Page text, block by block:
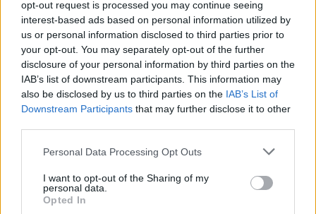
opt-out request is processed you may continue seeing
interest-based ads based on personal information utilized by
us or personal information disclosed to third parties prior to
your opt-out. You may separately opt-out of the further
disclosure of your personal information by third parties on the
IAB’s list of downstream participants. This information may
also be disclosed by us to third parties on the IAB’s List of
Downstream Participants that may further disclose it to other
Please note that this website/app uses one or more Google
not limited to your visit or usage behaviour. You may click to
grant or deny consent to Google and its third-party tags to
use your data for below specified purposes in below Google
Personal Data Processing Opt Outs
I want to opt-out of the Sharing of my
personal data.
Opted In
Wynik meczu Cracovia vs Raków Częstochowa
Po zakończeniu spotkania automatycznie publikujemyoficjalny wynik
spotkania, a także dane meczowe, jeśli są dostępne.
Pełny harmonogram rozgrywek dostępny jest tutaj:Ekstraklasa -
terminarz.
Informacje o składach i strzelcach
rezerwowych, zmiany oraz listę strzelców bramek. Informacje te
Jeśli jesteś kibicem klubu Cracovia lub Raków Częstochowa - zaglądaj tutaj
częściej. Nasz serwis regularnie dostarcza informacje o